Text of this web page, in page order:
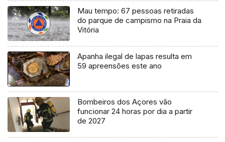
Mau tempo: 67 pessoas retiradas
do parque de campismo na Praia da
Vitória
Apanha ilegal de lapas resulta em
59 apreensões este ano
Bombeiros dos Açores vão
funcionar 24 horas por dia a partir
de 2027